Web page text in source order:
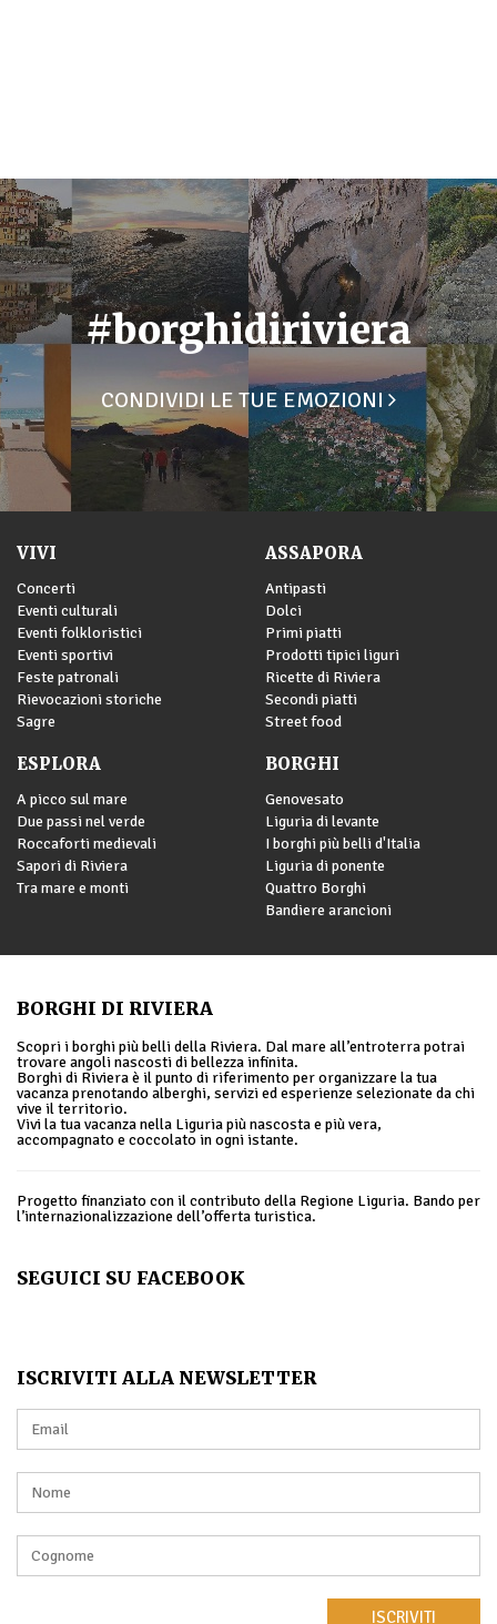
#borghidiriviera
CONDIVIDI LE TUE EMOZIONI
VIVI
Concerti
Eventi culturali
Eventi folkloristici
Eventi sportivi
Feste patronali
Rievocazioni storiche
Sagre
ASSAPORA
Antipasti
Dolci
Primi piatti
Prodotti tipici liguri
Ricette di Riviera
Secondi piatti
Street food
ESPLORA
A picco sul mare
Due passi nel verde
Roccaforti medievali
Sapori di Riviera
Tra mare e monti
BORGHI
Genovesato
Liguria di levante
I borghi più belli d'Italia
Liguria di ponente
Quattro Borghi
Bandiere arancioni
BORGHI DI RIVIERA
Scopri i borghi più belli della Riviera. Dal mare all’entroterra potrai
trovare angoli nascosti di bellezza infinita.
Borghi di Riviera è il punto di riferimento per organizzare la tua
vacanza prenotando alberghi, servizi ed esperienze selezionate da chi
vive il territorio.
Vivi la tua vacanza nella Liguria più nascosta e più vera,
accompagnato e coccolato in ogni istante.
Progetto finanziato con il contributo della Regione Liguria. Bando per
l’internazionalizzazione dell’offerta turistica.
SEGUICI SU FACEBOOK
ISCRIVITI ALLA NEWSLETTER
ISCRIVITI